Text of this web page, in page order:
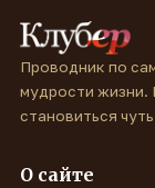
Проводник по
мудрости жизни.
становиться
О сайте